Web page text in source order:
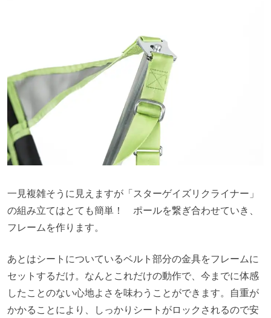
一見複雑そうに見えますが「スターゲイズリクライナー」
の組み立てはとても簡単！ ポールを繋ぎ合わせていき、
フレームを作ります。
あとはシートについているベルト部分の金具をフレームに
セットするだけ。なんとこれだけの動作で、今までに体感
したことのない心地よさを味わうことができます。自重が
かかることにより、しっかりシートがロックされるので安